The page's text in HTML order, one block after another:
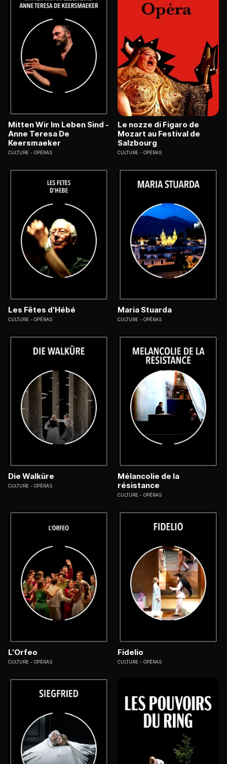
Mitten Wir Im Leben Sind -
Anne Teresa De
Keersmaeker
CULTURE OPÉRAS
Le nozze di Figaro de
Mozart au Festival de
Salzbourg
CULTURE OPÉRAS
Les Fêtes d'Hébé
CULTURE OPÉRAS
Maria Stuarda
CULTURE OPÉRAS
Die Walküre
CULTURE OPÉRAS
Mélancolie de la
résistance
CULTURE OPÉRAS
L'Orfeo
CULTURE OPÉRAS
Fidelio
CULTURE OPÉRAS